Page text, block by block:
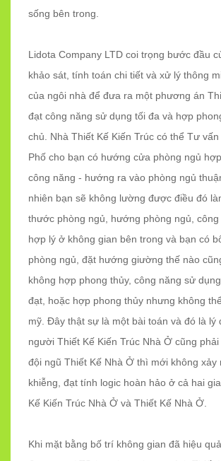
sống bên trong.
Lidota Company LTD coi trọng bước đầu
khảo sát, tính toán chi tiết và xử lý thông
của ngôi nhà để đưa ra một phương án
đạt công năng sử dụng tối đa và hợp
chủ. Nhà Thiết Kế Kiến Trúc có thể Tư
Phố cho bạn có hướng cửa phòng ngủ
công năng - hướng ra vào phòng ngủ
nhiên bạn sẽ không lường được điều đó
thước phòng ngủ, hướng phòng ngủ, công
hợp lý ở không gian bên trong và bạn có
phòng ngủ, đặt hướng giường thế nào
không hợp phong thủy, công năng sử
đạt, hoặc hợp phong thủy nhưng không
mỹ. Đây thật sự là một bài toán và đó là lý
người Thiết Kế Kiến Trúc Nhà Ở cũng
đội ngũ Thiết Kế Nhà Ở thì mới không xảy
khiễng, đạt tính logic hoàn hảo ở cả hai
Kế Kiến Trúc Nhà Ở và Thiết Kế Nhà Ở.
Khi mặt bằng bố trí không gian đã hiệu